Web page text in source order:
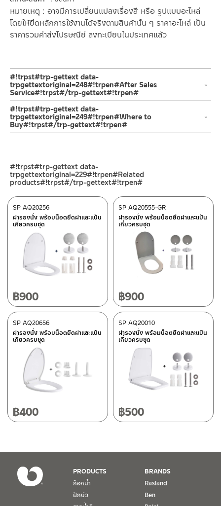
หมายเหตุ : อาจมีการเปลี่ยนแปลงเรื่องสี หรือ รูปแบบอะไหล่
โดยให้ยึดหลักการใช้งานได้จริงตามสินค้านั้น ๆ ราคาอะไหล่ เป็น
ราคารวมค่าส่งไปรษณีย์ ลงทะเบียนในประเทศแล้ว
#!trpst#trp-gettext data-
trpgettextoriginal=248#!trpen#After Sales
Service#!trpst#/trp-gettext#!trpen#
ช่องทางออนไลน์
– Email: contact@charnpaiboon.com
– LINE: @Rasland
ศูนย์บริการและอะไหล่ กรุงเทพฯ
662/61-62 ถนน พระราม3 แขวงบางโพงพาง เขตยานนาวา กรุงเทพฯ
10120
โทร: 02-358-0080 / 080-075-8668 / 091-545-0556
ศูนย์บริการและอะไหล่
118/33 โครงการอรสิริน ม.8 ต.สันปูเลย อ.ดอยสะเก็ด เชียงใหม่
50220
โทร: 080-075-2626
วันและเวลาทำการ
วันจันทร์ – วันศุกร์ เวลา 8:30-17:30 น.
วันเสาร์ เวลา 8:30-15:00 น.
หยุดวันอาทิตย์ และวันหยุดนักขัตฤกษ์
เงื่อนไขการรับประกันสินค้าได้ หากไม่มีเอกสารดังกล่าว
2. การรับประกันสินค้า จะรับประกันฉพาะสินค้าที่อยู่ในสภาพการใช้งาน
ปกติ หากมีตำหนิ ชำรุด ร้าว ตกพื้น หรือสภาพภายนอกอยู่ในสภาพที่ใช้
#!trpst#trp-gettext data-
trpgettextoriginal=249#!trpen#Where to
Buy#!trpst#/trp-gettext#!trpen#
– Shopee
–Lazada
ติดต่อพนักงานขาย / Contact Sales Staff
โทร: 02-285-5795
LINE:@charnpaiboon.sales
ติดต่อ ชาญไพบูลย์ / Contact Us คลิกที่นี่
#!trpst#trp-gettext data-
trpgettextoriginal=229#!trpen#Related
products#!trpst#/trp-gettext#!trpen#
ฝารองนั่ง พร้อมน็อตยึดฝาและแป้น
เกี่ยวครบชุด
SP AQ20256
฿900
ฝารองนั่ง พร้อมน็อตยึดฝาและแป้น
เกี่ยวครบชุด
SP AQ20555-GR
฿900
ฝารองนั่ง พร้อมน็อตยึดฝาและแป้น
เกี่ยวครบชุด
SP AQ20656
฿400
ฝารองนั่ง พร้อมน็อตยึดฝาและแป้น
เกี่ยวครบชุด
SP AQ20010
฿500
PRODUCTS
ก๊อกน้ำ
ฝักบัว
BRANDS
Rasland
Ben